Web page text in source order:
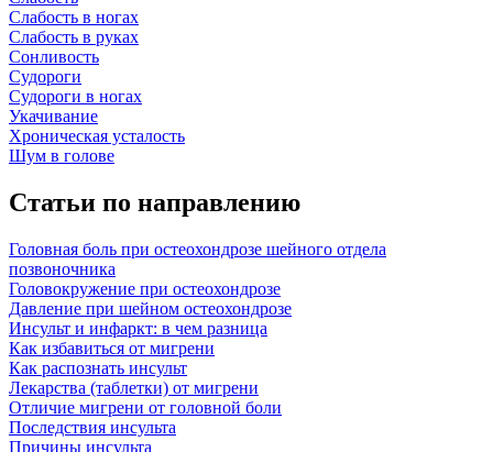
Слабость в ногах
Слабость в руках
Сонливость
Судороги
Судороги в ногах
Укачивание
Хроническая усталость
Шум в голове
Статьи по направлению
Головная боль при остеохондрозе шейного отдела
позвоночника
Головокружение при остеохондрозе
Давление при шейном остеохондрозе
Инсульт и инфаркт: в чем разница
Как избавиться от мигрени
Как распознать инсульт
Лекарства (таблетки) от мигрени
Отличие мигрени от головной боли
Последствия инсульта
Причины инсульта